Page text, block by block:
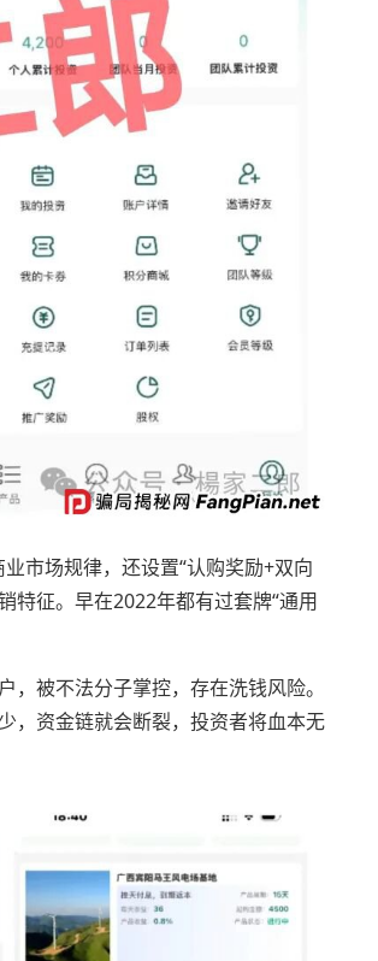
市场规律，还设置“认购奖励+双向
特征。早在2022年都有过套牌“通用
被不法分子掌控，存在洗钱风险。
，资金链就会断裂，投资者将血本无